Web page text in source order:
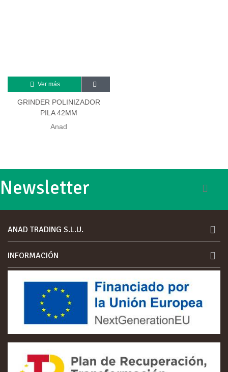
Ver más
GRINDER POLINIZADOR
PILA 42MM
Anad
Newsletter
ANAD TRADING S.L.U.
INFORMACIÓN